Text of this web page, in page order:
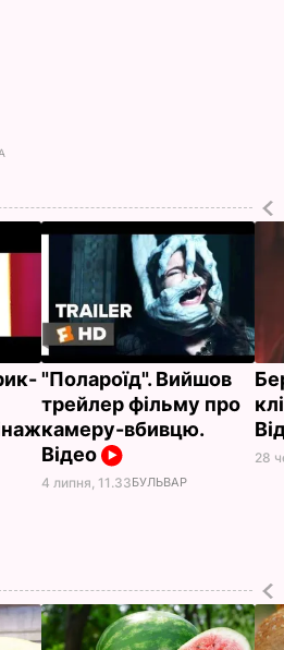
"Полароїд". Вийшов
трейлер фільму про
камеру-вбивцю.
Відео
4 липня, 11.33БУЛЬВАР
28